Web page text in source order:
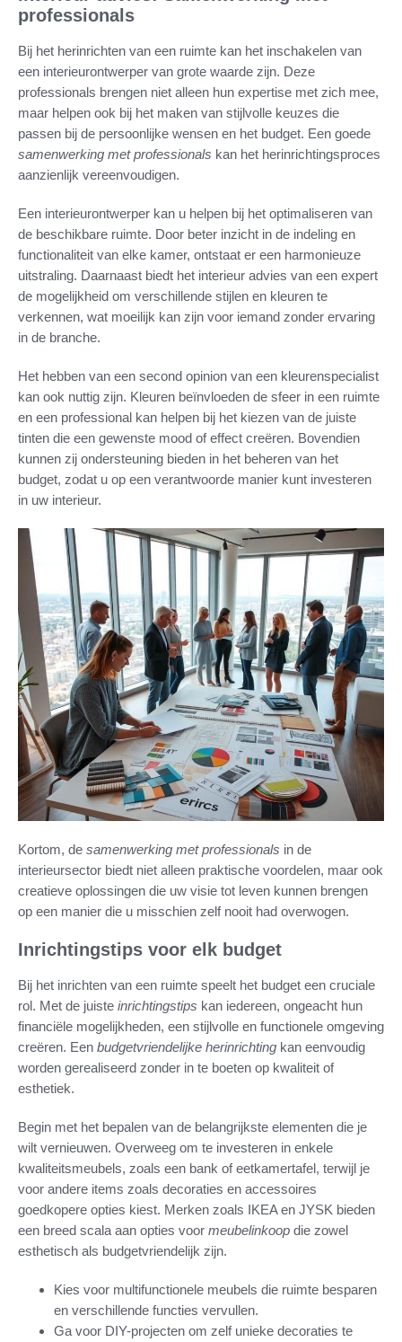
professionals
Bij het herinrichten van een ruimte kan het inschakelen van
een interieurontwerper van grote waarde zijn. Deze
professionals brengen niet alleen hun expertise met zich mee,
maar helpen ook bij het maken van stijlvolle keuzes die
passen bij de persoonlijke wensen en het budget. Een goede
samenwerking met professionals kan het herinrichtingsproces
aanzienlijk vereenvoudigen.
Een interieurontwerper kan u helpen bij het optimaliseren van
de beschikbare ruimte. Door beter inzicht in de indeling en
functionaliteit van elke kamer, ontstaat er een harmonieuze
uitstraling. Daarnaast biedt het interieur advies van een expert
de mogelijkheid om verschillende stijlen en kleuren te
verkennen, wat moeilijk kan zijn voor iemand zonder ervaring
in de branche.
Het hebben van een second opinion van een kleurenspecialist
kan ook nuttig zijn. Kleuren beïnvloeden de sfeer in een ruimte
en een professional kan helpen bij het kiezen van de juiste
tinten die een gewenste mood of effect creëren. Bovendien
kunnen zij ondersteuning bieden in het beheren van het
budget, zodat u op een verantwoorde manier kunt investeren
in uw interieur.
Kortom, de samenwerking met professionals in de
interieursector biedt niet alleen praktische voordelen, maar ook
creatieve oplossingen die uw visie tot leven kunnen brengen
op een manier die u misschien zelf nooit had overwogen.
Inrichtingstips voor elk budget
Bij het inrichten van een ruimte speelt het budget een cruciale
rol. Met de juiste inrichtingstips kan iedereen, ongeacht hun
financiële mogelijkheden, een stijlvolle en functionele omgeving
creëren. Een budgetvriendelijke herinrichting kan eenvoudig
worden gerealiseerd zonder in te boeten op kwaliteit of
esthetiek.
Begin met het bepalen van de belangrijkste elementen die je
wilt vernieuwen. Overweeg om te investeren in enkele
kwaliteitsmeubels, zoals een bank of eetkamertafel, terwijl je
voor andere items zoals decoraties en accessoires
goedkopere opties kiest. Merken zoals IKEA en JYSK bieden
een breed scala aan opties voor meubelinkoop die zowel
esthetisch als budgetvriendelijk zijn.
Kies voor multifunctionele meubels die ruimte besparen
en verschillende functies vervullen.
Ga voor DIY-projecten om zelf unieke decoraties te